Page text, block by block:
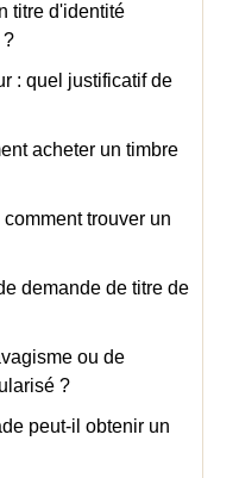
titre d'identité
?
: quel justificatif de
acheter un timbre
trouver un
demande de titre de
ou de
?
peut-il obtenir un